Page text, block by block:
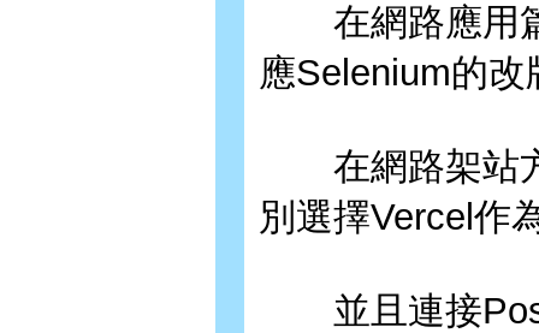
在網路應用篇
應Selenium的
在網路架站方
別選擇Vercel作
並且連接